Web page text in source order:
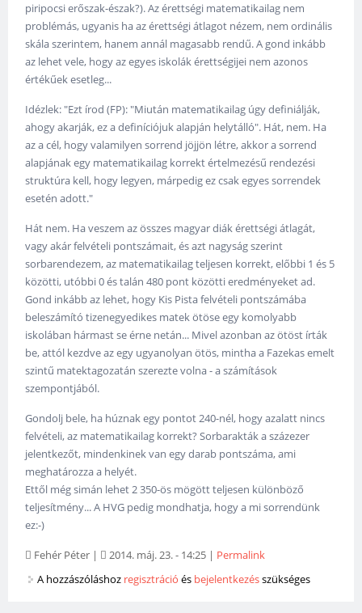
piripocsi erőszak-észak?). Az érettségi matematikailag nem
problémás, ugyanis ha az érettségi átlagot nézem, nem ordinális
skála szerintem, hanem annál magasabb rendű. A gond inkább
az lehet vele, hogy az egyes iskolák érettségijei nem azonos
értékűek esetleg...
Idézlek: "Ezt írod (FP): "Miután matematikailag úgy definiálják,
ahogy akarják, ez a definíciójuk alapján helytálló". Hát, nem. Ha
az a cél, hogy valamilyen sorrend jöjjön létre, akkor a sorrend
alapjának egy matematikailag korrekt értelmezésű rendezési
struktúra kell, hogy legyen, márpedig ez csak egyes sorrendek
esetén adott."
Hát nem. Ha veszem az összes magyar diák érettségi átlagát,
vagy akár felvételi pontszámait, és azt nagyság szerint
sorbarendezem, az matematikailag teljesen korrekt, előbbi 1 és 5
közötti, utóbbi 0 és talán 480 pont közötti eredményeket ad.
Gond inkább az lehet, hogy Kis Pista felvételi pontszámába
beleszámító tizenegyedikes matek ötöse egy komolyabb
iskolában hármast se érne netán... Mivel azonban az ötöst írták
be, attól kezdve az egy ugyanolyan ötös, mintha a Fazekas emelt
szintű matektagozatán szerezte volna - a számítások
szempontjából.
Gondolj bele, ha húznak egy pontot 240-nél, hogy azalatt nincs
felvételi, az matematikailag korrekt? Sorbarakták a százezer
jelentkezőt, mindenkinek van egy darab pontszáma, ami
meghatározza a helyét.
Ettől még simán lehet 2 350-ös mögött teljesen különböző
teljesítmény... A HVG pedig mondhatja, hogy a mi sorrendünk
ez:-)
Fehér Péter | 2014. máj. 23. - 14:25 | Permalink
A hozzászóláshoz regisztráció és bejelentkezésszükséges